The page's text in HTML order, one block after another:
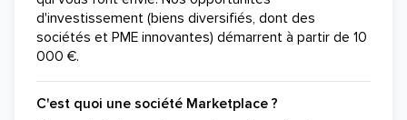
d'investissement (biens diversifiés, dont des
sociétés et PME innovantes) démarrent à partir de 10
000 €.
C'est quoi une société Marketplace ?